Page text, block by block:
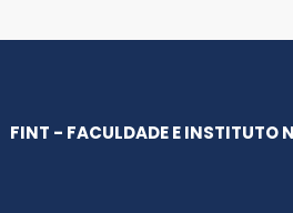
FINT - FACULDADE E INSTITUTO